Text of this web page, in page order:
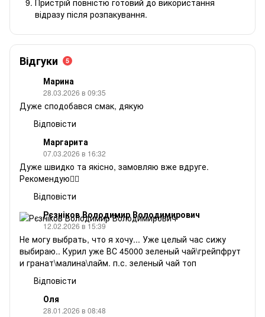
відразу після розпакування.
Відгуки 5
Марина
28.03.2026 в 09:35
Дуже сподобався смак, дякую
Відповісти
Маргарита
07.03.2026 в 16:32
Дуже швидко та якісно, замовляю вже вдруге.
Рекомендую❤️‍🔥
Відповісти
Рєзніков Володимир Володимирович
12.02.2026 в 15:39
Не могу выбрать, что я хочу... Уже целый час сижу
выбираю.. Курил уже ВС 45000 зеленый чай\грейпфрут
и гранат\малина\лайм. п.с. зеленый чай топ
Відповісти
Оля
28.01.2026 в 08:48